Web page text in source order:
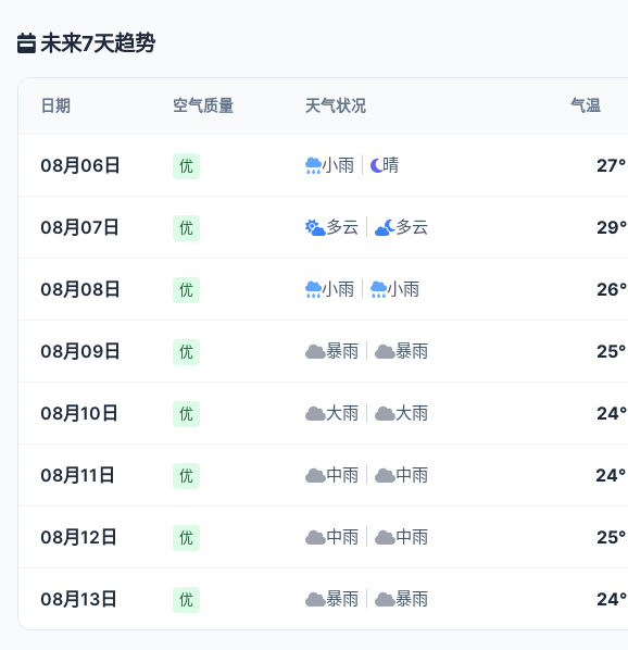
未来7天趋势
日期 空气质量 天气状况 气温
08月06日 优 小雨 晴
08月07日 优 多云 多云
08月08日 优 小雨 小雨
08月09日 优 暴雨 暴雨
08月10日 优 大雨 大雨
08月11日 优 中雨 中雨
08月12日 优 中雨 中雨
08月13日 优 暴雨 暴雨